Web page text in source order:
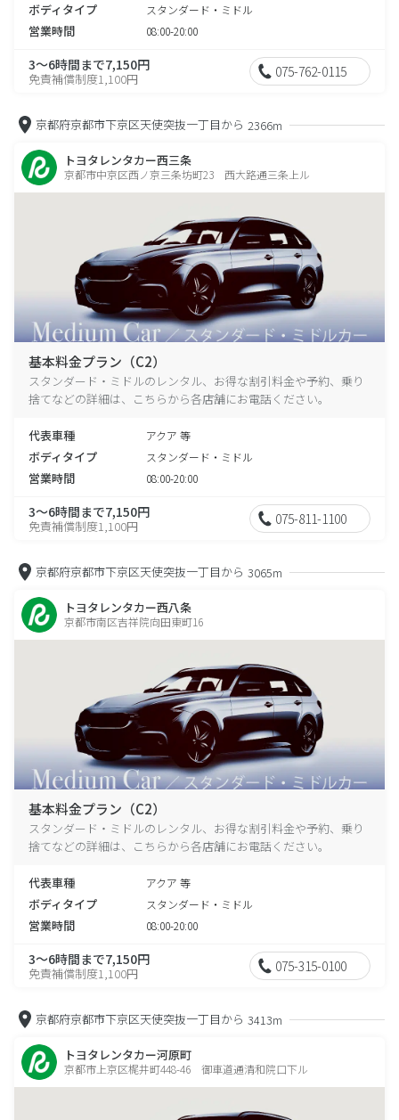
ボディタイプ スタンダード・ミドル
営業時間 08:00-20:00
3～6時間まで7,150円
免責補償制度1,100円 075-762-0115
京都府京都市下京区天使突抜一丁目から 2366m
トヨタレンタカー西三条
京都市中京区西ノ京三条坊町23 西大路通三条上ル
基本料金プラン（C2）
スタンダード・ミドルのレンタル、お得な割引料金や予約、乗り
捨てなどの詳細は、こちらから各店舗にお電話ください。
代表車種 アクア 等
ボディタイプ スタンダード・ミドル
営業時間 08:00-20:00
3～6時間まで7,150円
免責補償制度1,100円 075-811-1100
京都府京都市下京区天使突抜一丁目から 3065m
トヨタレンタカー西八条
京都市南区吉祥院向田東町16
基本料金プラン（C2）
スタンダード・ミドルのレンタル、お得な割引料金や予約、乗り
捨てなどの詳細は、こちらから各店舗にお電話ください。
代表車種 アクア 等
ボディタイプ スタンダード・ミドル
営業時間 08:00-20:00
3～6時間まで7,150円
免責補償制度1,100円 075-315-0100
京都府京都市下京区天使突抜一丁目から 3413m
トヨタレンタカー河原町
京都市上京区梶井町448-46 御車道通清和院口下ル